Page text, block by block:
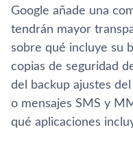
Google añade una
tendrán mayor
sobre qué incluye su
copias de seguridad
del backup ajustes
o mensajes SMS y
qué aplicaciones